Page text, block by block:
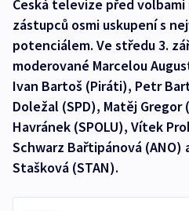
Česká televize před
zástupců osmi uskupení s
potenciálem. Ve středu 3.
moderované Marcelou
Ivan Bartoš (Piráti), Petr
Doležal (SPD), Matěj
Havránek (SPOLU), Vítek
Schwarz Bařtipánová (ANO)
Stašková (STAN).